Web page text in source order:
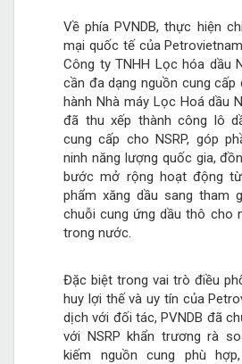
Về phía PVNDB, thực hiện
mại quốc tế của
Công ty TNHH Lọc hóa dầu
cần đa dạng nguồn cung cấp
hành Nhà máy Lọc Hoá dầu
đã thu xếp thành công lô
cung cấp cho NSRP, góp
ninh năng lượng quốc gia,
bước mở rộng hoạt động
phẩm xăng dầu sang tham
chuỗi cung ứng dầu thô cho
trong nước.
Đặc biệt trong vai trò điều
huy lợi thế và uy tín của
dịch với đối tác, PVNDB đã
với NSRP khẩn trương rà
kiếm nguồn cung phù